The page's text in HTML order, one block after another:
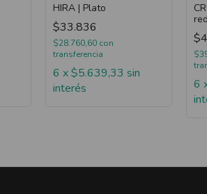
HIRA | Plato
$33.836
$28.760,60 con
transferencia
6 x$5.639,33 sin
interés
6